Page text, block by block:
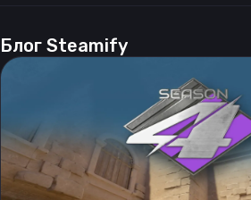
Блог Steamify